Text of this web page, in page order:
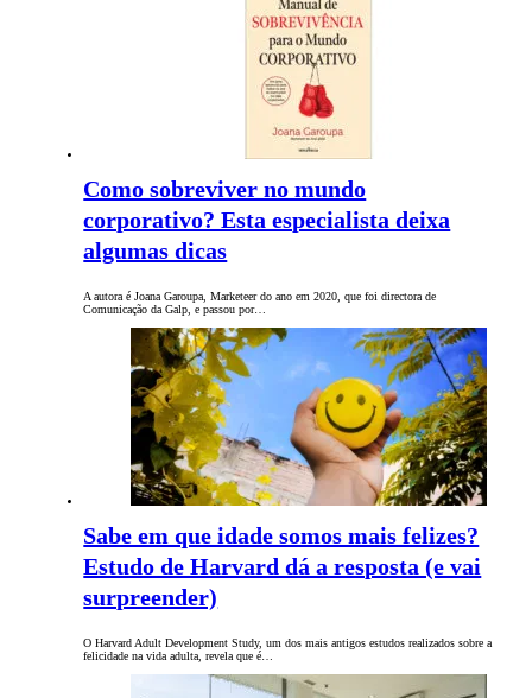
Como sobreviver no mundo
corporativo? Esta especialista deixa
algumas dicas
A autora é Joana Garoupa, Marketeer do ano em 2020, que foi directora de
Comunicação da Galp, e passou por…
Sabe em que idade somos mais felizes?
Estudo de Harvard dá a resposta (e vai
surpreender)
O Harvard Adult Development Study, um dos mais antigos estudos realizados sobre a
felicidade na vida adulta, revela que é…